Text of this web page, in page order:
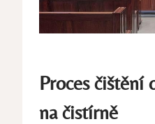
Proces čištění
na čistírně